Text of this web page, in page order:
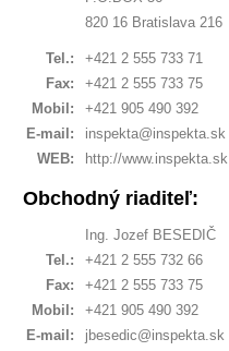
820 16 Bratislava 216
Tel.:
Fax:
Mobil:
E-mail:
WEB:
+421 2 555 733 71
+421 2 555 733 75
+421 905 490 392
inspekta@inspekta.sk
http://www.inspekta.sk
Obchodný riaditeľ:
Tel.:
Fax:
Mobil:
E-mail:
Ing. Jozef BESEDIČ
+421 2 555 732 66
+421 2 555 733 75
+421 905 490 392
jbesedic@inspekta.sk